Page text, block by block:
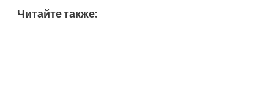
Читайте также: